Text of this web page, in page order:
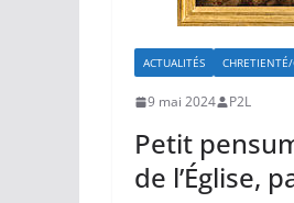
ACTUALITÉS
9 mai 2024 P2L
Petit
de l’Église,